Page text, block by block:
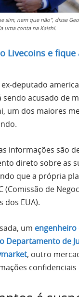
sim, nem que não”, disse
uma conta na Kalshi.
Livecoins e
ex-deputado
sendo acusado de
um dos maiores
informações são
direto sobre as
que a própria
(Comissão de
dos EUA).
um engenheiro
Departamento de
, outro
confidenciais